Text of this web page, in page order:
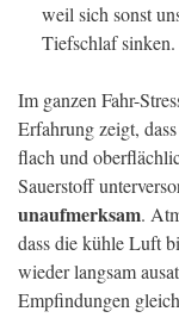
weil sich sonst
Tiefschlaf sinken.
Im ganzen Fahr-
Erfahrung zeigt,
flach und
Sauerstoff
unaufmerksam.
dass die kühle Luft
wieder langsam
Empfindungen